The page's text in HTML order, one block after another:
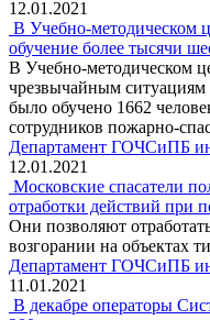
12.01.2021
В Учебно-методическом
обучение более тысячи
В Учебно-методическом
чрезвычайным ситуациям
было обучено 1662
сотрудников пожарно-
Департамент ГОЧСиПБ
12.01.2021
Московские спасатели
отработки действий при
Они позволяют
возгорании на объектах
Департамент ГОЧСиПБ
11.01.2021
В декабре операторы